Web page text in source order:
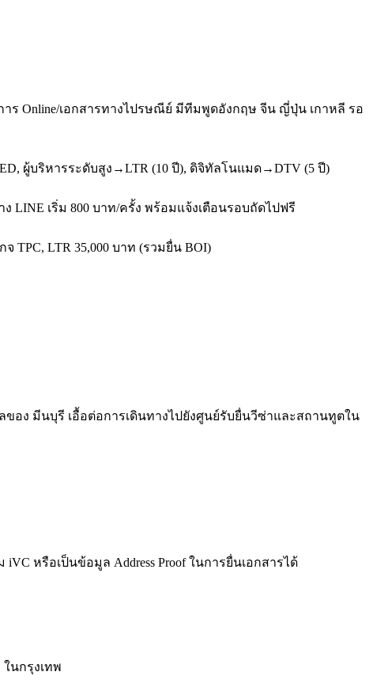
Online/เอกสารทางไปรษณีย์ มีทีมพูดอังกฤษ จีน ญี่ปุ่น เกาหลี รอ
ED, ผู้บริหารระดับสูง→LTR (10 ปี), ดิจิทัลโนแมด→DTV (5 ปี)
LINE เริ่ม 800 บาท/ครั้ง พร้อมแจ้งเตือนรอบถัดไปฟรี
กจ TPC, LTR 35,000 บาท (รวมยื่น BOI)
อง มีนบุรี เอื้อต่อการเดินทางไปยังศูนย์รับยื่นวีซ่าและสถานทูตใน
หรือเป็นข้อมูล Address Proof ในการยื่นเอกสารได้
นกรุงเทพ